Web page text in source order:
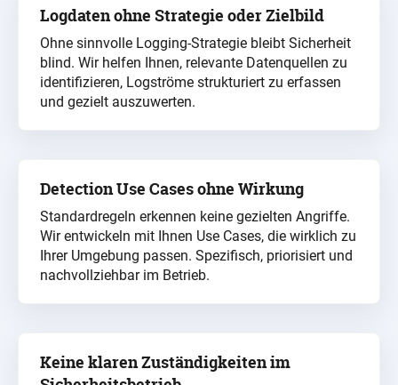
Logdaten ohne Strategie oder Zielbild
Ohne sinnvolle Logging-Strategie bleibt Sicherheit
blind. Wir helfen Ihnen, relevante Datenquellen zu
identifizieren, Logströme strukturiert zu erfassen
und gezielt auszuwerten.
Detection Use Cases ohne Wirkung
Standardregeln erkennen keine gezielten Angriffe.
Wir entwickeln mit Ihnen Use Cases, die wirklich zu
Ihrer Umgebung passen. Spezifisch, priorisiert und
nachvollziehbar im Betrieb.
Keine klaren Zuständigkeiten im